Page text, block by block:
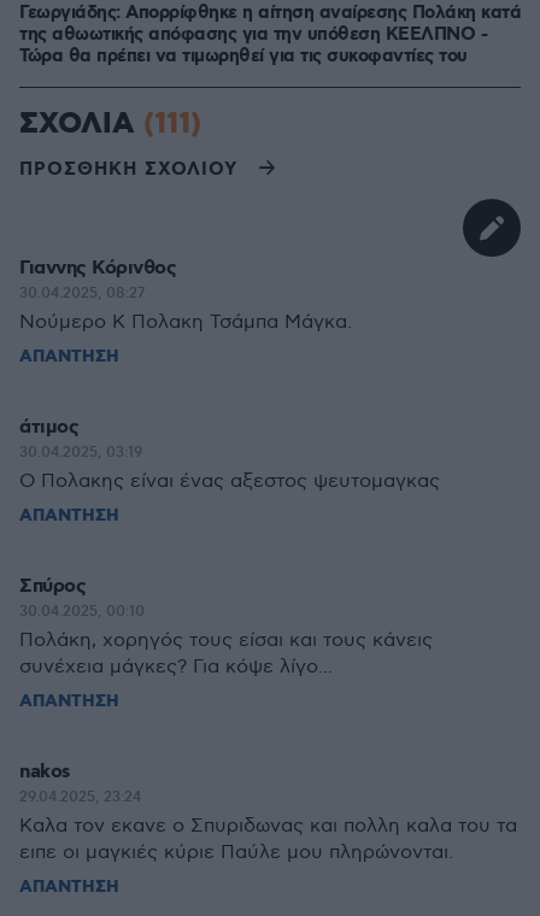
Γεωργιάδης: Απορρίφθηκε η αίτηση αναίρεσης Πολάκη κατά
της αθωωτικής απόφασης για την υπόθεση ΚΕΕΛΠΝΟ -
Τώρα θα πρέπει να τιμωρηθεί για τις συκοφαντίες του
ΣΧΟΛΙΑ (111)
ΠΡΟΣΘΗΚΗ ΣΧΟΛΙΟΥ
Γιαννης Κόρινθος
30.04.2025, 08:27
Νούμερο Κ Πολακη Τσάμπα Μάγκα.
ΑΠΑΝΤΗΣΗ
άτιμος
30.04.2025, 03:19
Ο Πολακης είναι ένας αξεστος ψευτομαγκας
ΑΠΑΝΤΗΣΗ
Σπύρος
30.04.2025, 00:10
Πολάκη, χορηγός τους είσαι και τους κάνεις
συνέχεια μάγκες? Για κόψε λίγο...
ΑΠΑΝΤΗΣΗ
nakos
29.04.2025, 23:24
Καλα τον εκανε ο Σπυριδωνας και πολλη καλα του τα
ειπε οι μαγκιές κύριε Παύλε μου πληρώνονται.
ΑΠΑΝΤΗΣΗ